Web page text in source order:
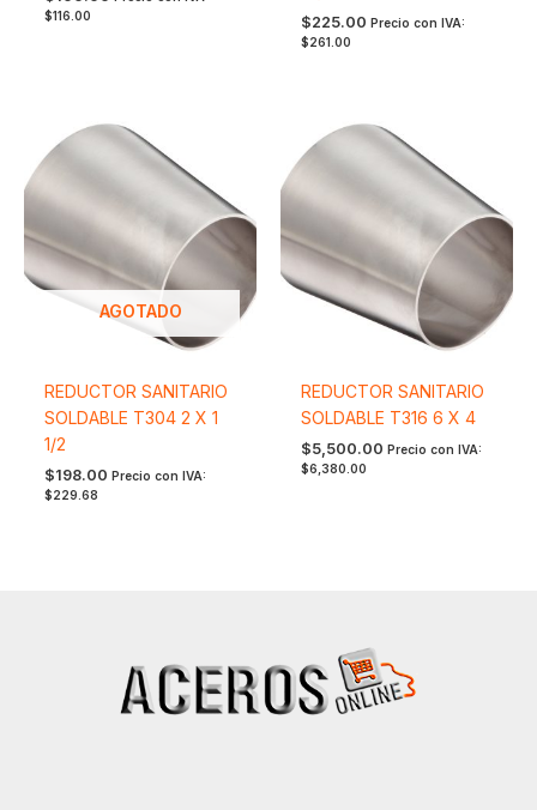
$116.00 $225.00 Precio con IVA:
$261.00
AGOTADO
REDUCTOR SANITARIO
SOLDABLE T304 2 X 1
1/2
$198.00 Precio con IVA:
$229.68
REDUCTOR SANITARIO
SOLDABLE T316 6 X 4
$5,500.00 Precio con IVA:
$6,380.00